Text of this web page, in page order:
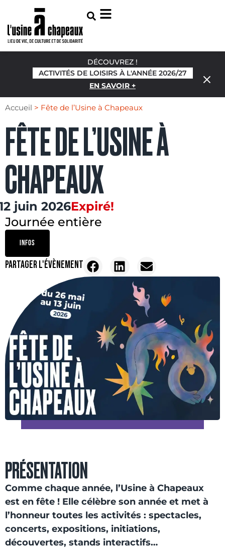
DÉCOUVREZ !
ACTIVITÉS DE LOISIRS À L'ANNÉE 2026/27
EN SAVOIR +
Accueil > Fête de l’Usine à Chapeaux
FÊTE DE L’USINE À
CHAPEAUX
juin 2026Expiré!
Journée entière
INFOS
PARTAGER L'ÉVÈNEMENT
PRÉSENTATION
Comme chaque année, l’Usine à Chapeaux
est en fête ! Elle célèbre son année et met à
l’honneur toutes les activités : spectacles,
concerts, expositions, initiations,
découvertes, stands interactifs…